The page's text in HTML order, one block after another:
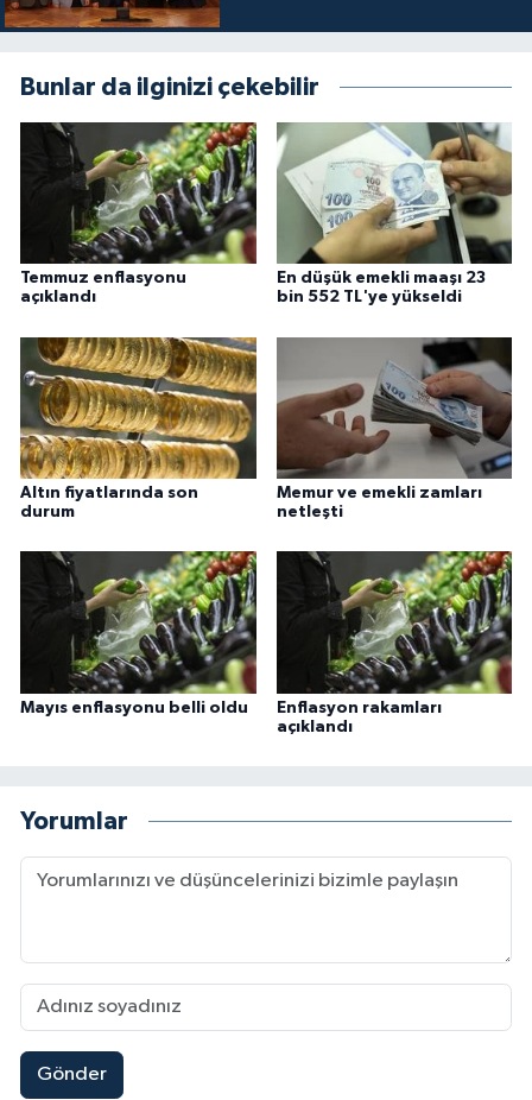
Bunlar da ilginizi çekebilir
Temmuz enflasyonu
açıklandı
En düşük emekli maaşı 23
bin 552 TL'ye yükseldi
Altın fiyatlarında son
durum
Memur ve emekli zamları
netleşti
Mayıs enflasyonu belli oldu
Enflasyon rakamları
açıklandı
Yorumlar
Gönder